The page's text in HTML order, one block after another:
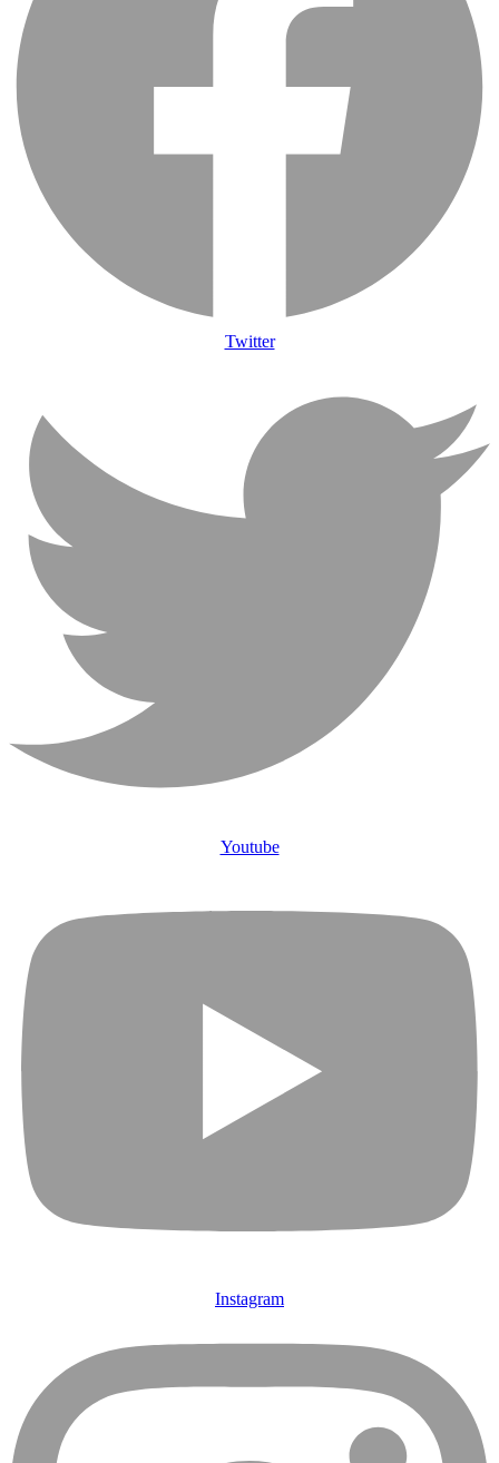
Twitter
Youtube
Instagram